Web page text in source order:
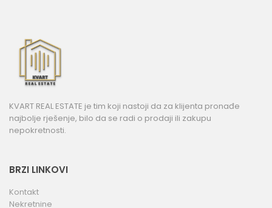
KVART REAL ESTATE je tim koji nastoji da za klijenta pronađe
najbolje rješenje, bilo da se radi o prodaji ili zakupu
nepokretnosti.
BRZI LINKOVI
Kontakt
Nekretnine